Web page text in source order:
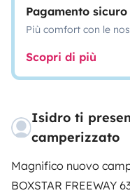
Pagamento sicuro
Più comfort con le
Scopri di più
Isidro ti
camperizzato
Magnifico nuovo
BOXSTAR FREEWAY